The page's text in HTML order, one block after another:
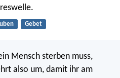
Gebet
Mensch sterben muss,
also um, damit ihr am